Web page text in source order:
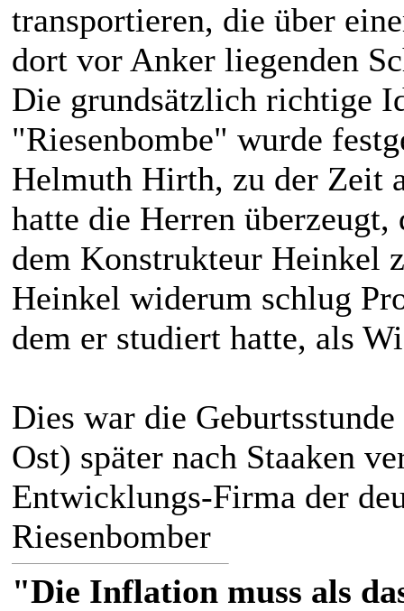
transportieren, die über
dort vor Anker liegenden
Die grundsätzlich richtige
"Riesenbombe" wurde
Helmuth Hirth, zu der Zeit
hatte die Herren
dem Konstrukteur Heinkel
Heinkel widerum schlug
dem er studiert hatte, als
Dies war die
Ost) später nach Staaken
Entwicklungs-Firma der
Riesenbomber
"Die Inflation muss als